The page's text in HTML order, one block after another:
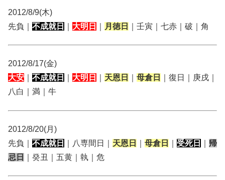
2012/8/9(木)
先負｜ 不成就日 大明日 月徳日 ｜壬寅｜七赤｜破｜角
2012/8/17(金)
大安
不成就日 大明日 天恩日 母倉日
｜復日｜庚戌｜
八白｜満｜牛
2012/8/20(月)
先負｜ 不成就日 ｜八専間日｜ 天恩日 母倉日 受死日
帰
忌日
｜癸丑｜五黄｜執｜危